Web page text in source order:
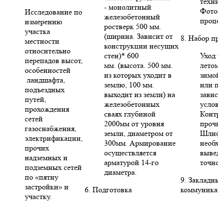
Исследование по
измерению
участка
местности
относительно
перепадов высот,
особенностей
ландшафта,
подъездных
путей,
прохождения
сетей
газоснабжения,
электрификации,
прочих
надземных и
подземных сетей
по «пятну
застройки» и
участку.
- монолитный
железобетонный
ростверк 500 мм.
(ширина. Зависит от
конструкции несущих
стен)* 600
мм. (высота. 500 мм.
из которых уходит в
землю, 100 мм.
выходит из земли) на
железобетонных
сваях глубиной
2000мм от уровня
земли, диаметром от
300мм. Армирование
осуществляется
арматурой 14-го
диаметра.
6. Подготовка
8. Набор
Уход
или
9.